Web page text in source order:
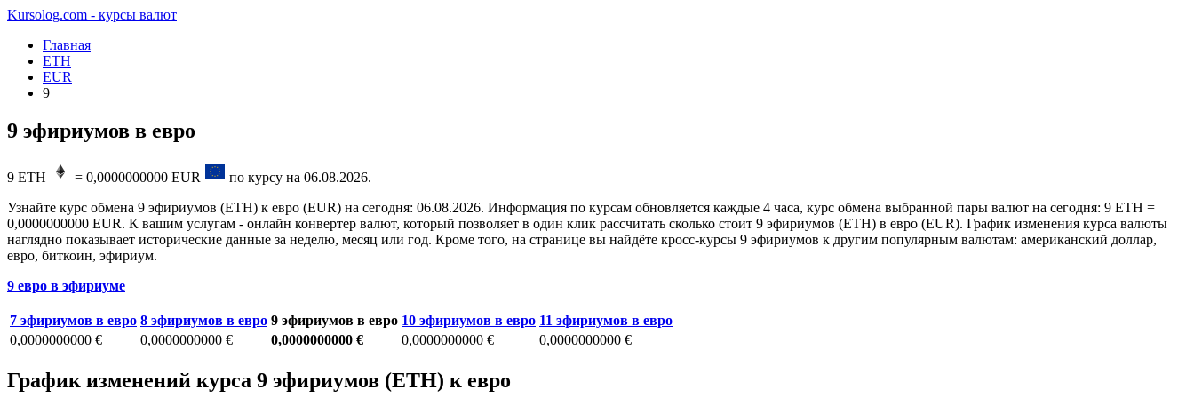
Kursolog.com - курсы валют
Главная
ETH
EUR
9
9 эфириумов в евро
9 ETH = 0,0000000000 EUR по курсу на 06.08.2026.
Узнайте курс обмена 9 эфириумов (ETH) к евро (EUR) на сегодня: 06.08.2026. Информация по курсам обновляется каждые 4 часа, курс обмена выбранной пары валют на сегодня: 9 ETH =
0,0000000000 EUR. К вашим услугам - онлайн конвертер валют, который позволяет в один клик рассчитать сколько стоит 9 эфириумов (ETH) в евро (EUR). График изменения курса валюты
наглядно показывает исторические данные за неделю, месяц или год. Кроме того, на странице вы найдёте кросс-курсы 9 эфириумов к другим популярным валютам: американский доллар,
евро, биткоин, эфириум.
9 евро в эфириуме
7 эфириумов в евро 8 эфириумов в евро 9 эфириумов в евро 10 эфириумов в евро 11 эфириумов в евро
0,0000000000 €
0,0000000000 € 0,0000000000 € 0,0000000000 € 0,0000000000 €
График изменений курса 9 эфириумов (ETH) к евро